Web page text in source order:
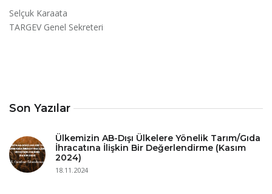
Son Yazılar
Ülkemizin AB-Dışı Ülkelere Yönelik Tarım/Gıda
İhracatına İlişkin Bir Değerlendirme (Kasım
2024)
18.11.2024
Selçuk Karaata
TARGEV Genel Sekreteri